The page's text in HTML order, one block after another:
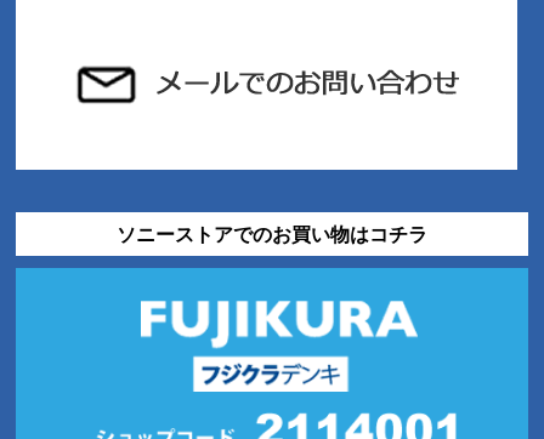
ソニーストアでのお買い物はコチラ